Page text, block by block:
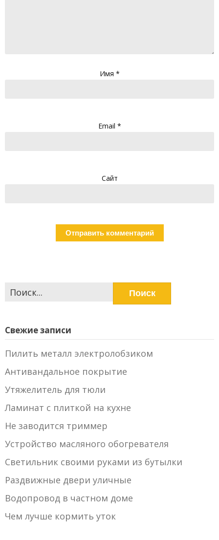
Имя *
Email *
Сайт
Найти:
Свежие записи
Пилить металл электролобзиком
Антивандальное покрытие
Утяжелитель для тюли
Ламинат с плиткой на кухне
Не заводится триммер
Устройство масляного обогревателя
Светильник своими руками из бутылки
Раздвижные двери уличные
Водопровод в частном доме
Чем лучше кормить уток